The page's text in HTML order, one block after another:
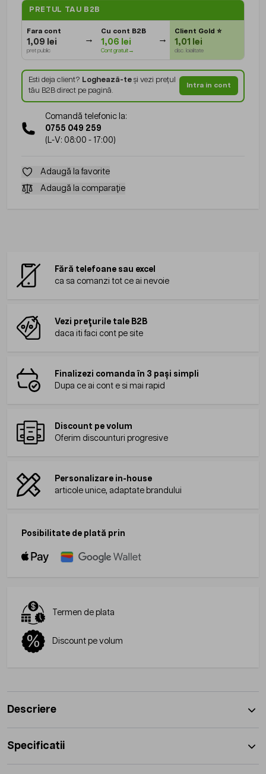
PRETUL TAU B2B
Fara cont
1,09 lei
pret public
Cu cont B2B
1,06 lei
Cont gratuit→
Client Gold⭐
1,01 lei
disc. loialitate
Esti deja client? Loghează-teși vezi prețul
tău B2B direct pe pagină.
Intra in cont
Comandă telefonic la:
0755 049 259
(L-V: 08:00 - 17:00)
Adaugă la favorite
Adaugă la comparație
Fără telefoane sau excel
ca sa comanzi tot ce ai nevoie
Vezi prețurile tale B2B
daca iti faci cont pe site
Finalizezi comanda în 3 pași simpli
Dupa ce ai cont e si mai rapid
Discount pe volum
Oferim discounturi progresive
Personalizare in-house
articole unice, adaptate brandului
Posibilitate de plată prin
Termen de plata
Discount pe volum
Descriere
Specificatii